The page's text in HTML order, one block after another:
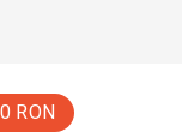
RON